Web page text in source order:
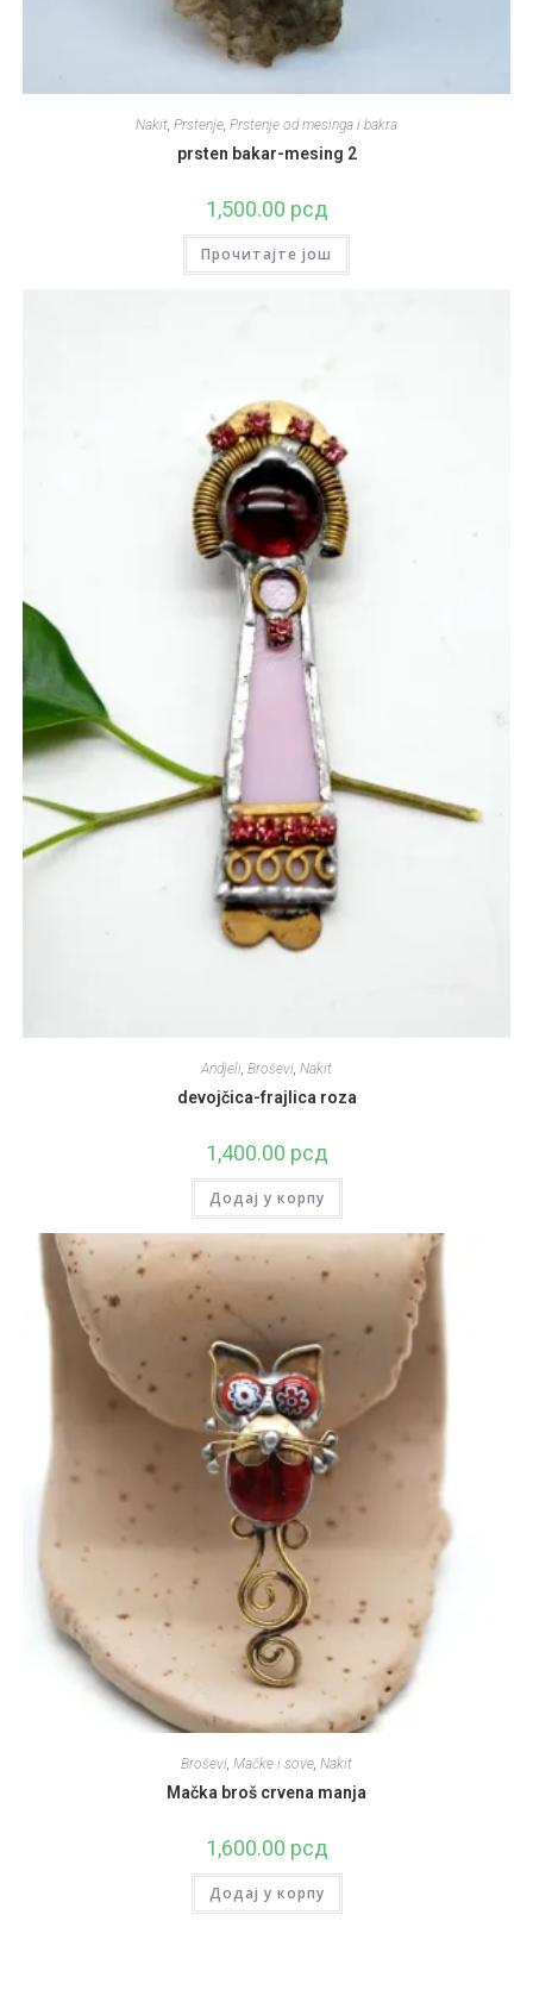
Nakit Prstenje Prstenje od mesinga i bakra
prsten bakar-mesing 2
1,500.00 рсд
Прочитајте још
Andjeli Broševi Nakit
devojčica-frajlica roza
1,400.00 рсд
Додај у корпу
Broševi, Mačke i sove, Nakit
Mačka broš crvena manja
1,600.00 рсд
Додај у корпу